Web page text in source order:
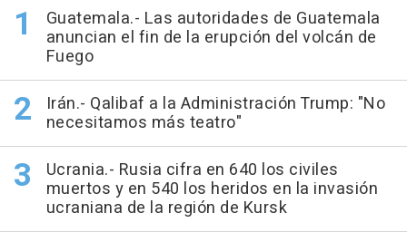
Guatemala.- Las autoridades de Guatemala
anuncian el fin de la erupción del volcán de
Fuego
Irán.- Qalibaf a la Administración Trump: "No
necesitamos más teatro"
Ucrania.- Rusia cifra en 640 los civiles
muertos y en 540 los heridos en la invasión
ucraniana de la región de Kursk